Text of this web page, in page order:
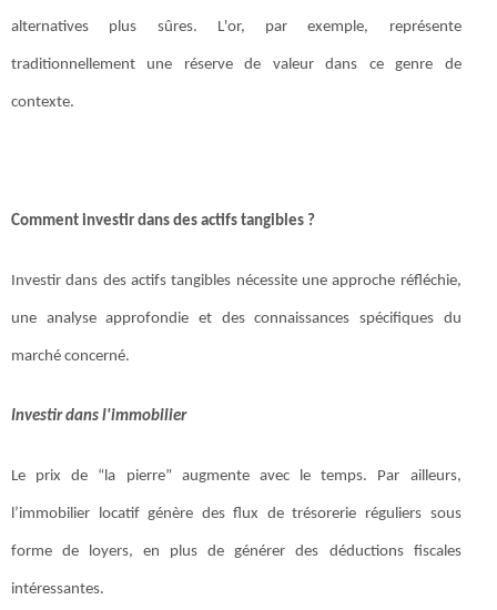
alternatives plus sûres. L'or, par exemple, représente
traditionnellement une réserve de valeur dans ce genre de
contexte.
Comment investir dans des actifs tangibles ?
Investir dans des actifs tangibles nécessite une approche réfléchie,
une analyse approfondie et des connaissances spécifiques du
marché concerné.
Investir dans l'immobilier
Le prix de “la pierre” augmente avec le temps. Par ailleurs,
l’immobilier locatif génère des flux de trésorerie réguliers sous
forme de loyers, en plus de générer des déductions fiscales
intéressantes.